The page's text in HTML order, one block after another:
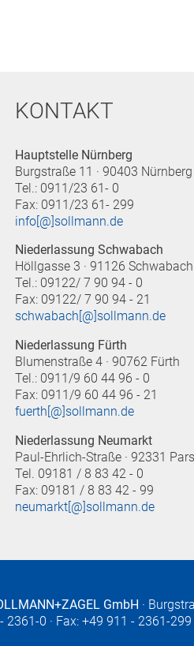
KONTAKT
Hauptstelle Nürnberg
Burgstraße 11 · 90403 Nürnberg
Tel.: 0911/23 61- 0
Fax: 0911/23 61- 299
info[@]sollmann.de
Niederlassung Schwabach
Höllgasse 3 · 91126 Schwabach
Tel.: 09122/ 7 90 94 - 0
Fax: 09122/ 7 90 94 - 21
schwabach[@]sollmann.de
Niederlassung Fürth
Blumenstraße 4 · 90762 Fürth
Tel.: 0911/9 60 44 96 - 0
Fax: 0911/9 60 44 96 - 21
fuerth[@]sollmann.de
Niederlassung Neumarkt
Paul-Ehrlich-Straße · 92331
Tel. 09181 / 8 83 42 - 0
Fax: 09181 / 8 83 42 - 99
neumarkt[@]sollmann.de
GmbH ·
2361-0 · Fax: +49 911 - 2361-299